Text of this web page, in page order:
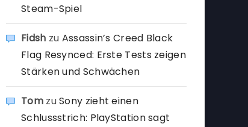
Steam-Spiel
Fidsh zu Assassin’s Creed Black
Flag Resynced: Erste Tests zeigen
Stärken und Schwächen
TomzuSony zieht einen
Schlussstrich: PlayStation sagt